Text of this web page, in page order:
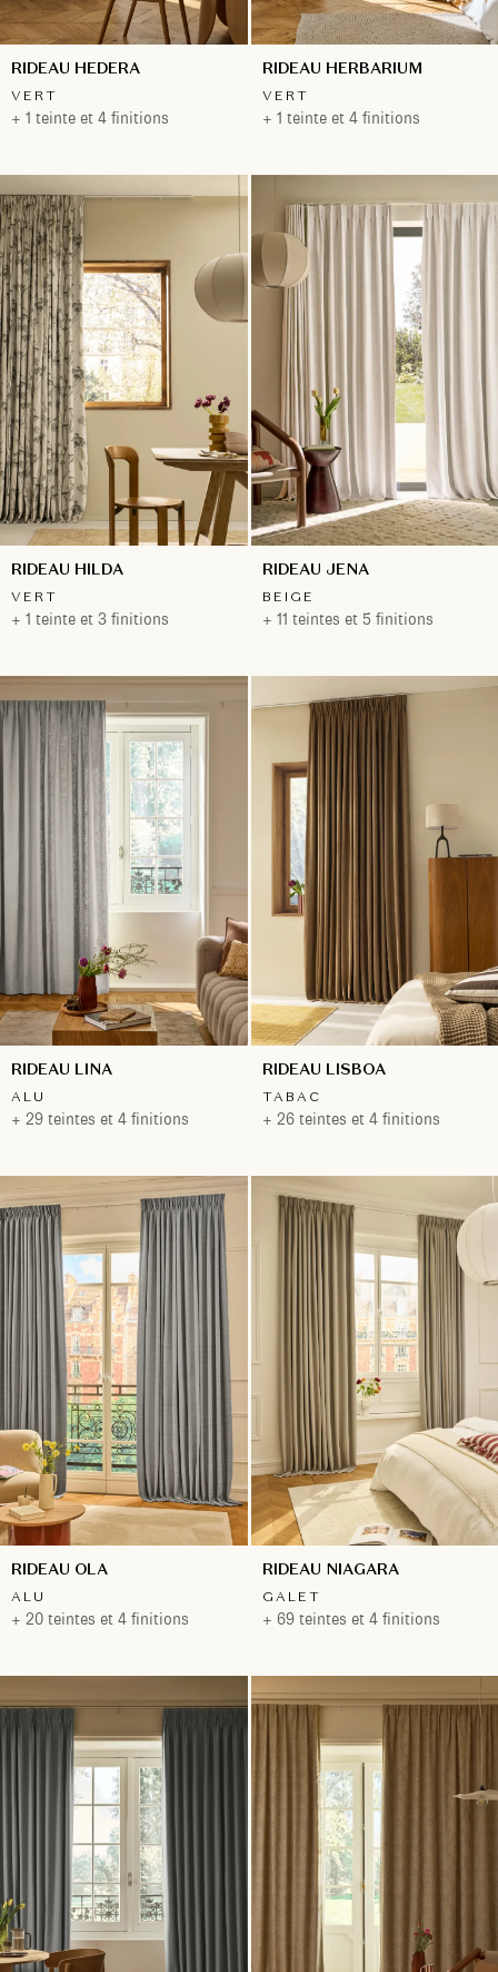
RIDEAU HEDERA
VERT
+ 1 teinte et 4 finitions
RIDEAU HERBARIUM
VERT
+ 1 teinte et 4 finitions
RIDEAU HILDA
VERT
+ 1 teinte et 3 finitions
RIDEAU JENA
BEIGE
+ 11 teintes et 5 finitions
RIDEAU LINA
ALU
+ 29 teintes et 4 finitions
RIDEAU LISBOA
TABAC
+ 26 teintes et 4 finitions
RIDEAU OLA
ALU
+ 20 teintes et 4 finitions
RIDEAU NIAGARA
GALET
+ 69 teintes et 4 finitions